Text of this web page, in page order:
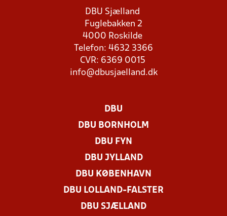
DBU Sjælland
Fuglebakken 2
4000 Roskilde
Telefon: 4632 3366
CVR: 6369 0015
info@dbusjaelland.dk
DBU
DBU BORNHOLM
DBU FYN
DBU JYLLAND
DBU KØBENHAVN
DBU LOLLAND-FALSTER
DBU SJÆLLAND